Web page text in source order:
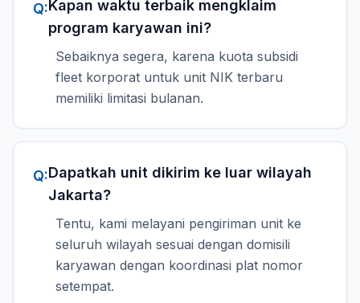
Q:Kapan waktu terbaik mengklaim
program karyawan ini?
Sebaiknya segera, karena kuota subsidi
fleet korporat untuk unit NIK terbaru
memiliki limitasi bulanan.
Q:Dapatkah unit dikirim ke luar wilayah
Jakarta?
Tentu, kami melayani pengiriman unit ke
seluruh wilayah sesuai dengan domisili
karyawan dengan koordinasi plat nomor
setempat.